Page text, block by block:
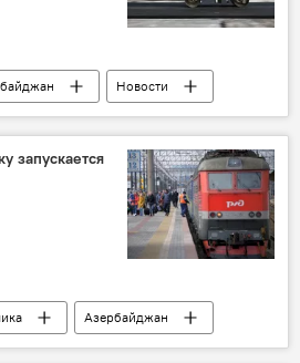
Новости
Распоряжение
запускается
Азербайджан
Баку-Новороссийск